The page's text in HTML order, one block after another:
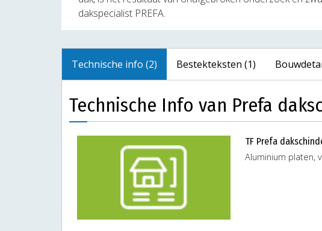
dakspecialist PREFA.
Technische info (2) Bestekteksten (1)
Technische Info van Prefa
TF Prefa
Aluminium platen,